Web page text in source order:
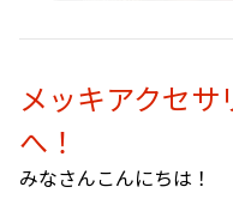
メッキアクセ
へ！
みなさんこんにちは！